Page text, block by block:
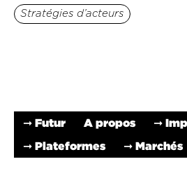
Stratégies d’acteurs
➞ Futur A propos
➞
➞ Plateformes
➞ Marchés